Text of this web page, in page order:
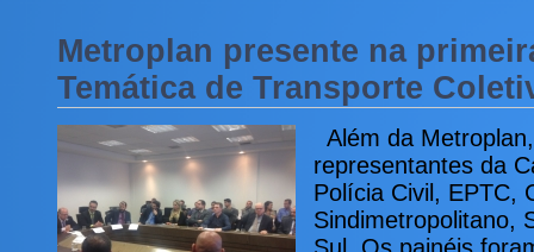
Metroplan presente na
Temática de Transporte
Além da
representantes da
Polícia Civil, EPTC,
Sindimetropolitano,